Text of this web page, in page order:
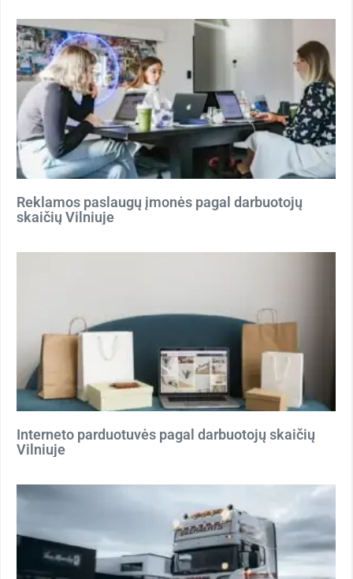
Reklamos paslaugų įmonės pagal darbuotojų
skaičių Vilniuje
Interneto parduotuvės pagal darbuotojų skaičių
Vilniuje